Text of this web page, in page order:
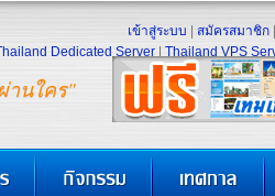
านใคร"
เข้าสู่ระบบ สมัครสมาชิก
Dedicated Server Thailand VPS